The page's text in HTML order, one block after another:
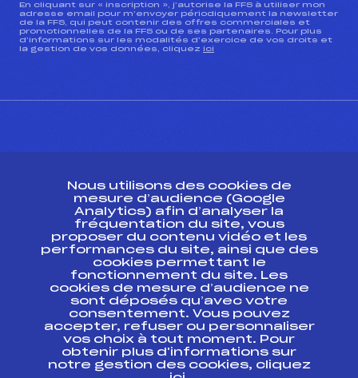
En cliquant sur « inscription », j’autorise la FFS à utiliser mon
adresse email pour m’envoyer périodiquement la newsletter
de la FFS, qui peut contenir des offres commerciales et
promotionnelles de la FFS ou de ses partenaires. Pour plus
d’informations sur les modalités d’exercice de vos droits et
la gestion de vos données, cliquez ici
Ressources
Pass’Neige
Projet sportif fédéral
Projet de performance fédéral
Antidopage
Pôle Développement, Formation, Suivi
Scientifique
Listes ministérielles
Pôle vie de l’athlète
Nous utilisons des cookies de
mesure d’audience (Google
Analytics) afin d’analyser la
fréquentation du site, vous
proposer du contenu vidéo et les
performances du site, ainsi que des
cookies permettant le
fonctionnement du site. Les
cookies de mesure d’audience ne
sont déposés qu’avec votre
consentement. Vous pouvez
accepter, refuser ou personnaliser
vos choix à tout moment. Pour
obtenir plus d'informations sur
notre gestion des cookies, cliquez